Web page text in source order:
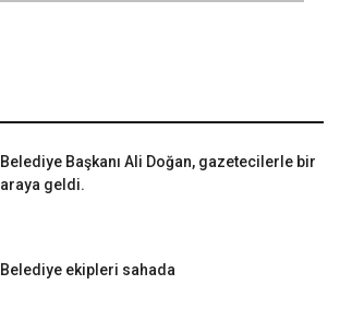
Belediye Başkanı Ali Doğan, gazetecilerle bir
araya geldi.
Belediye ekipleri sahada